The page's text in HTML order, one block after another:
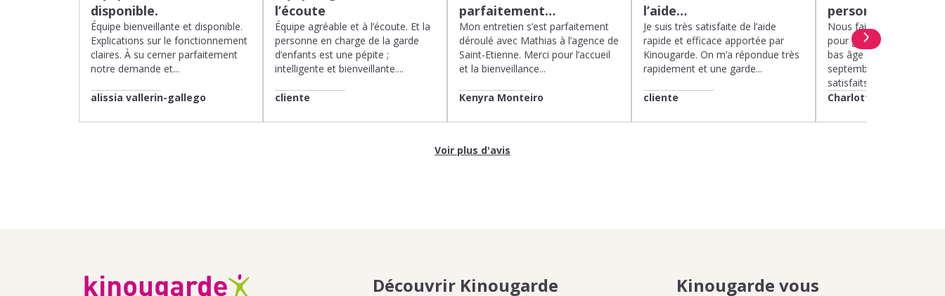
disponible.
Équipe bienveillante et disponible.
Explications sur le fonctionnement
claires. À su cerner parfaitement
notre demande et...
alissia vallerin-gallego
l’écoute
Équipe agréable et à l’écoute. Et la
personne en charge de la garde
d’enfants est une pépite ;
intelligente et bienveillante....
cliente
parfaitement…
Mon entretien s’est parfaitement
déroulé avec Mathias à l’agence de
Saint-Etienne. Merci pour l’accueil
et la bienveillance...
Kenyra Monteiro
l’aide…
Je suis très satisfaite de l’aide
rapide et efficace apportée par
Kinougarde. On m’a répondue très
rapidement et une garde...
cliente
personnel de
Nous faisons appel à
pour garder nos deux
bas âge le mercredi
septembre 2025. Nous
satisfaits....
Charlotte
Voir plus d'avis
Découvrir Kinougarde
Kinougarde vous